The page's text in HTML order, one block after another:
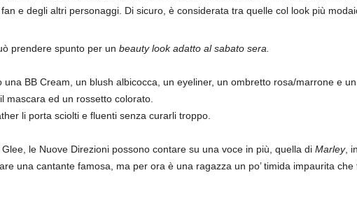
e degli altri personaggi. Di sicuro, è considerata tra quelle col look più
prendere spunto per un beauty look adatto al sabato sera.
BB Cream, un blush albicocca, un eyeliner, un ombretto rosa/marrone e
mascara ed un rossetto colorato.
li porta sciolti e fluenti senza curarli troppo.
le Nuove Direzioni possono contare su una voce in più, quella di Marley,
una cantante famosa, ma per ora è una ragazza un po’ timida impaurita